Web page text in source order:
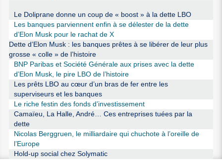
Le Doliprane donne un coup de « boost » à la dette LBO
Les banques parviennent enfin à se délester de la dette
d’Elon Musk pour le rachat de X
Dette d’Elon Musk : les banques prêtes à se libérer de leur plus
grosse « colle » de l’histoire
BNP Paribas et Société Générale aux prises avec la dette
d’Elon Musk, le pire LBO de l’histoire
Les prêts LBO au cœur d’un bras de fer entre les
superviseurs et les banques
Le riche festin des fonds d’investissement
Camaïeu, La Halle, André… Ces entreprises tuées par la
dette
Nicolas Berggruen, le milliardaire qui chuchote à l’oreille de
l’Europe
Hold-up social chez Solymatic